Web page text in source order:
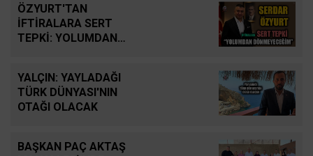
ÖZYURT'TAN
İFTİRALARA SERT
TEPKİ: YOLUMDAN
YALÇIN: YAYLADAĞI
TÜRK DÜNYASI'NIN
OTAĞI OLACAK
BAŞKAN PAÇ AKTAŞ